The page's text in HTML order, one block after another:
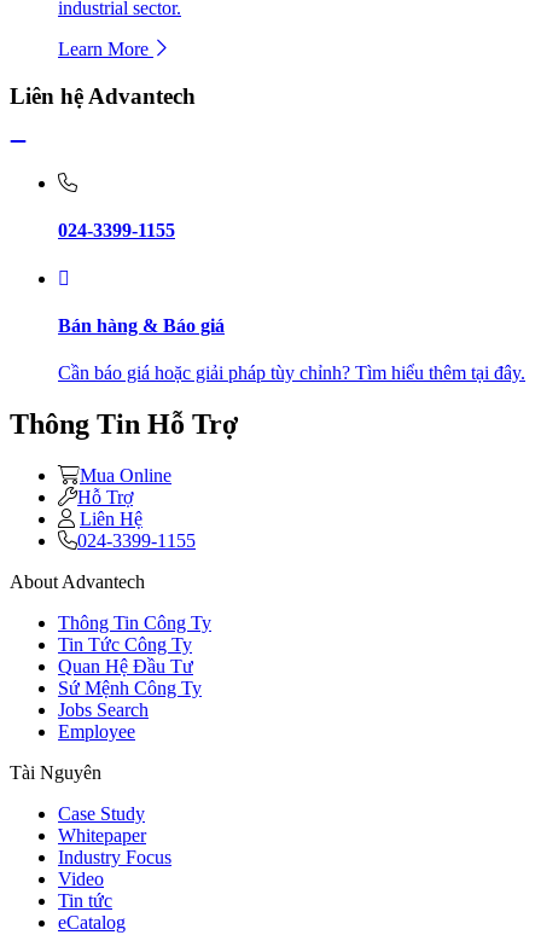
industrial sector.
Learn More
Liên hệ Advantech
024-3399-1155
Bán hàng & Báo giá
Cần báo giá hoặc giải pháp tùy chỉnh? Tìm hiểu thêm tại đây.
Thông Tin Hỗ Trợ
Mua Online
Hỗ Trợ
Liên Hệ
024-3399-1155
About Advantech
Thông Tin Công Ty
Tin Tức Công Ty
Quan Hệ Đầu Tư
Sứ Mệnh Công Ty
Jobs Search
Employee
Tài Nguyên
Case Study
Whitepaper
Industry Focus
Video
Tin tức
eCatalog